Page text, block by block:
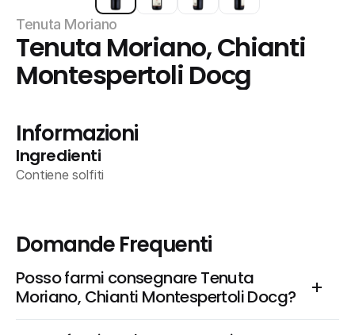
Tenuta Moriano
Tenuta Moriano, Chianti
Montespertoli Docg
Informazioni
Ingredienti
Contiene solfiti
Domande Frequenti
Posso farmi consegnare Tenuta
Moriano, Chianti Montespertoli Docg?